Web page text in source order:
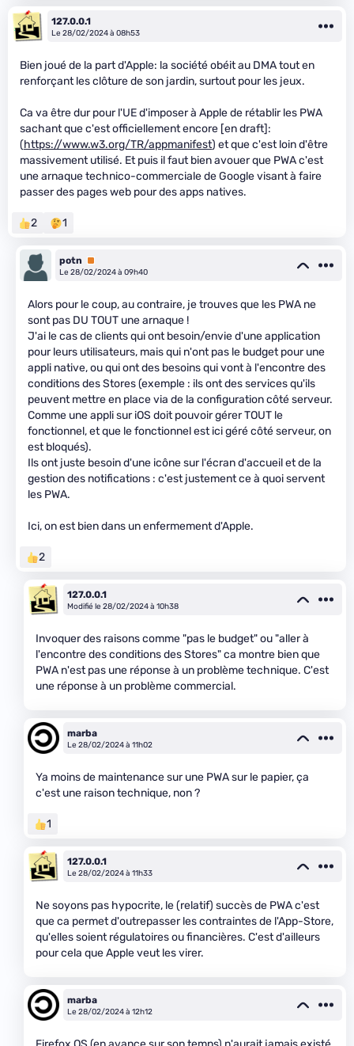
127.0.0.1
Le 28/02/2024 à 08h53
Bien joué de la part d'Apple: la société obéit au DMA tout en
renforçant les clôture de son jardin, surtout pour les jeux.
Ca va être dur pour l'UE d'imposer à Apple de rétablir les PWA
sachant que c'est officiellement encore [en draft]:
(https://www.w3.org/TR/appmanifest) et que c'est loin d'être
massivement utilisé. Et puis il faut bien avouer que PWA c'est
une arnaque technico-commerciale de Google visant à faire
passer des pages web pour des apps natives.
2 1
potn
Premium
Le 28/02/2024 à 09h40
Alors pour le coup, au contraire, je trouves que les PWA ne
sont pas DU TOUT une arnaque !
J'ai le cas de clients qui ont besoin/envie d'une application
pour leurs utilisateurs, mais qui n'ont pas le budget pour une
appli native, ou qui ont des besoins qui vont à l'encontre des
conditions des Stores (exemple : ils ont des services qu'ils
peuvent mettre en place via de la configuration côté serveur.
Comme une appli sur iOS doit pouvoir gérer TOUT le
fonctionnel, et que le fonctionnel est ici géré côté serveur, on
est bloqués).
Ils ont juste besoin d'une icône sur l'écran d'accueil et de la
gestion des notifications : c'est justement ce à quoi servent
les PWA.
Ici, on est bien dans un enfermement d'Apple.
2
127.0.0.1
Modifié le 28/02/2024 à 10h38
Invoquer des raisons comme "pas le budget" ou "aller à
l'encontre des conditions des Stores" ca montre bien que
PWA n'est pas une réponse à un problème technique. C'est
une réponse à un problème commercial.
marba
Le 28/02/2024 à 11h02
Ya moins de maintenance sur une PWA sur le papier, ça
c'est une raison technique, non ?
1
127.0.0.1
Le 28/02/2024 à 11h33
Ne soyons pas hypocrite, le (relatif) succès de PWA c'est
que ca permet d'outrepasser les contraintes de l'App-Store,
qu'elles soient régulatoires ou financières. C'est d'ailleurs
pour cela que Apple veut les virer.
marba
Le 28/02/2024 à 12h12